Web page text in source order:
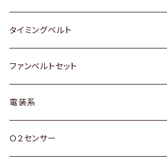
三菱
スバル
日野
クライスラー
ダイハツ
マツダ
三菱
スバル
ホンダ
マツダ
スズキ
ダイハツ
マツダ
三菱
ホンダ
スズキ
日産
ダイハツ
タイミングベルト
トヨタ
スズキ
ダイハツ
ファンベルトセット
トヨタ
ホンダ
電装系
Ｏ２センサー